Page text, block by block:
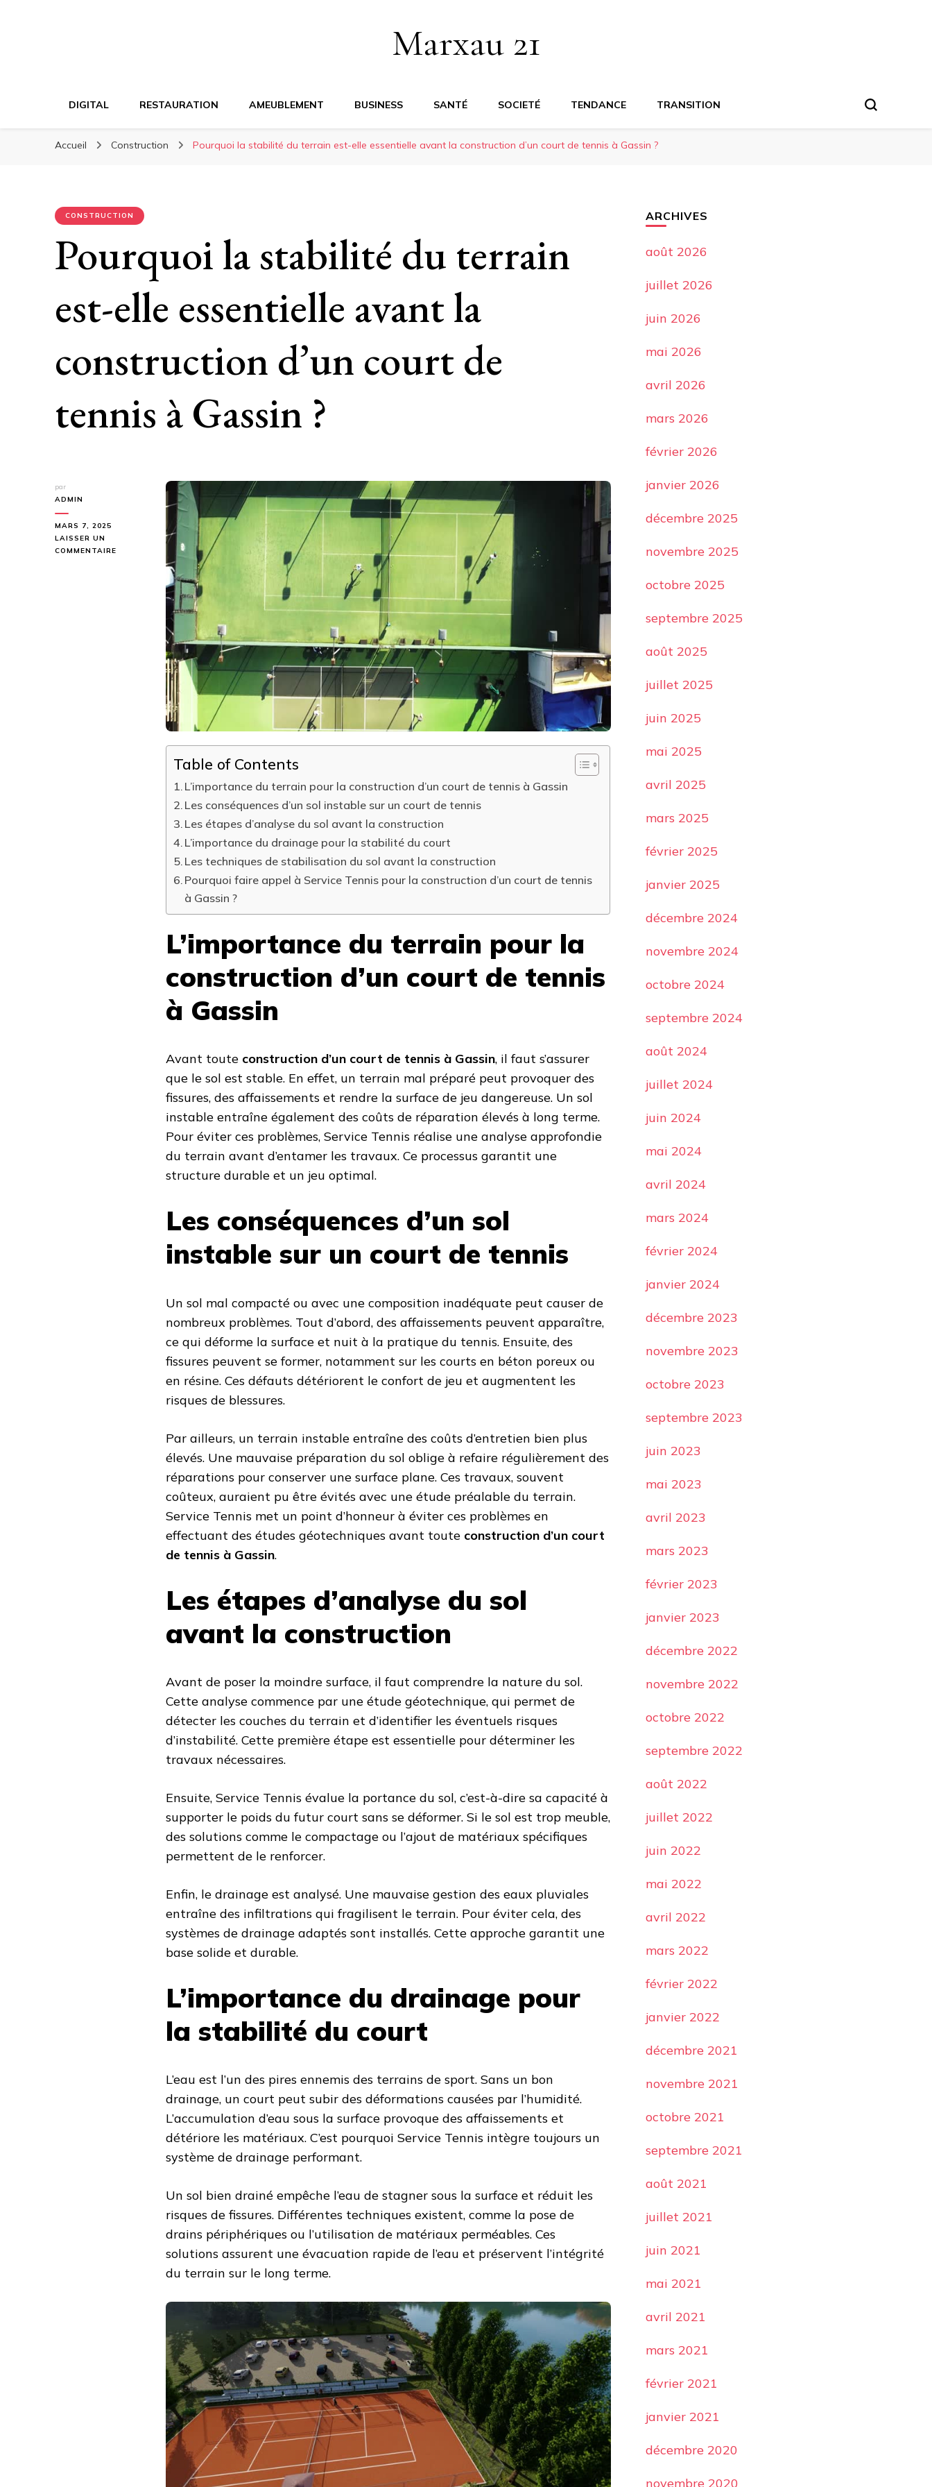
Marxau 21
DIGITAL RESTAURATION AMEUBLEMENT BUSINESS SANTÉ SOCIETÉ TENDANCE TRANSITION
Accueil Construction Pourquoi la stabilité du terrain est-elle essentielle avant la construction d’un court de tennis à Gassin ?
CONSTRUCTION
Pourquoi la stabilité du terrain
est-elle essentielle avant la
construction d’un court de
tennis à Gassin ?
par
ADMIN
MARS 7, 2025
LAISSER UN
COMMENTAIRE
ESSENTIELLE
CONSTRUCTION
Table of Contents
L’importance du terrain pour la construction d’un court de tennis à Gassin
Les conséquences d’un sol instable sur un court de tennis
Les étapes d’analyse du sol avant la construction
L’importance du drainage pour la stabilité du court
Les techniques de stabilisation du sol avant la construction
Pourquoi faire appel à Service Tennis pour la construction d’un court de tennis
à Gassin ?
L’importance du terrain pour la
construction d’un court de tennis
à Gassin
Avant toute construction d’un court de tennis à Gassin, il faut s’assurer
que le sol est stable. En effet, un terrain mal préparé peut provoquer des
fissures, des affaissements et rendre la surface de jeu dangereuse. Un sol
instable entraîne également des coûts de réparation élevés à long terme.
Pour éviter ces problèmes, Service Tennis réalise une analyse approfondie
du terrain avant d’entamer les travaux. Ce processus garantit une
structure durable et un jeu optimal.
Les conséquences d’un sol
instable sur un court de tennis
Un sol mal compacté ou avec une composition inadéquate peut causer de
nombreux problèmes. Tout d’abord, des affaissements peuvent apparaître,
ce qui déforme la surface et nuit à la pratique du tennis. Ensuite, des
fissures peuvent se former, notamment sur les courts en béton poreux ou
en résine. Ces défauts détériorent le confort de jeu et augmentent les
risques de blessures.
Par ailleurs, un terrain instable entraîne des coûts d’entretien bien plus
élevés. Une mauvaise préparation du sol oblige à refaire régulièrement des
réparations pour conserver une surface plane. Ces travaux, souvent
coûteux, auraient pu être évités avec une étude préalable du terrain.
Service Tennis met un point d’honneur à éviter ces problèmes en
effectuant des études géotechniques avant toute construction d’un court
de tennis à Gassin.
Les étapes d’analyse du sol
avant la construction
Avant de poser la moindre surface, il faut comprendre la nature du sol.
Cette analyse commence par une étude géotechnique, qui permet de
détecter les couches du terrain et d’identifier les éventuels risques
d’instabilité. Cette première étape est essentielle pour déterminer les
travaux nécessaires.
Ensuite, Service Tennis évalue la portance du sol, c’est-à-dire sa capacité à
supporter le poids du futur court sans se déformer. Si le sol est trop meuble,
des solutions comme le compactage ou l’ajout de matériaux spécifiques
permettent de le renforcer.
Enfin, le drainage est analysé. Une mauvaise gestion des eaux pluviales
entraîne des infiltrations qui fragilisent le terrain. Pour éviter cela, des
systèmes de drainage adaptés sont installés. Cette approche garantit une
base solide et durable.
L’importance du drainage pour
la stabilité du court
L’eau est l’un des pires ennemis des terrains de sport. Sans un bon
drainage, un court peut subir des déformations causées par l’humidité.
L’accumulation d’eau sous la surface provoque des affaissements et
détériore les matériaux. C’est pourquoi Service Tennis intègre toujours un
système de drainage performant.
Un sol bien drainé empêche l’eau de stagner sous la surface et réduit les
risques de fissures. Différentes techniques existent, comme la pose de
drains périphériques ou l’utilisation de matériaux perméables. Ces
solutions assurent une évacuation rapide de l’eau et préservent l’intégrité
du terrain sur le long terme.
ARCHIVES
août 2026
juillet 2026
juin 2026
mai 2026
avril 2026
mars 2026
février 2026
janvier 2026
décembre 2025
novembre 2025
octobre 2025
septembre 2025
août 2025
juillet 2025
juin 2025
mai 2025
avril 2025
mars 2025
février 2025
janvier 2025
décembre 2024
novembre 2024
octobre 2024
septembre 2024
août 2024
juillet 2024
juin 2024
mai 2024
avril 2024
mars 2024
février 2024
janvier 2024
décembre 2023
novembre 2023
octobre 2023
septembre 2023
juin 2023
mai 2023
avril 2023
mars 2023
février 2023
janvier 2023
décembre 2022
novembre 2022
octobre 2022
septembre 2022
août 2022
juillet 2022
juin 2022
mai 2022
avril 2022
mars 2022
février 2022
janvier 2022
décembre 2021
novembre 2021
octobre 2021
septembre 2021
août 2021
juillet 2021
juin 2021
mai 2021
avril 2021
mars 2021
février 2021
janvier 2021
décembre 2020
novembre 2020